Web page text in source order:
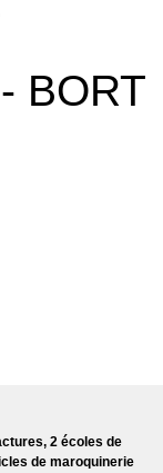
BORT
2 écoles de
de maroquinerie